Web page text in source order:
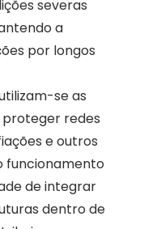
severas
a
por longos
se as
redes
e outros
funcionamento
de integrar
dentro de